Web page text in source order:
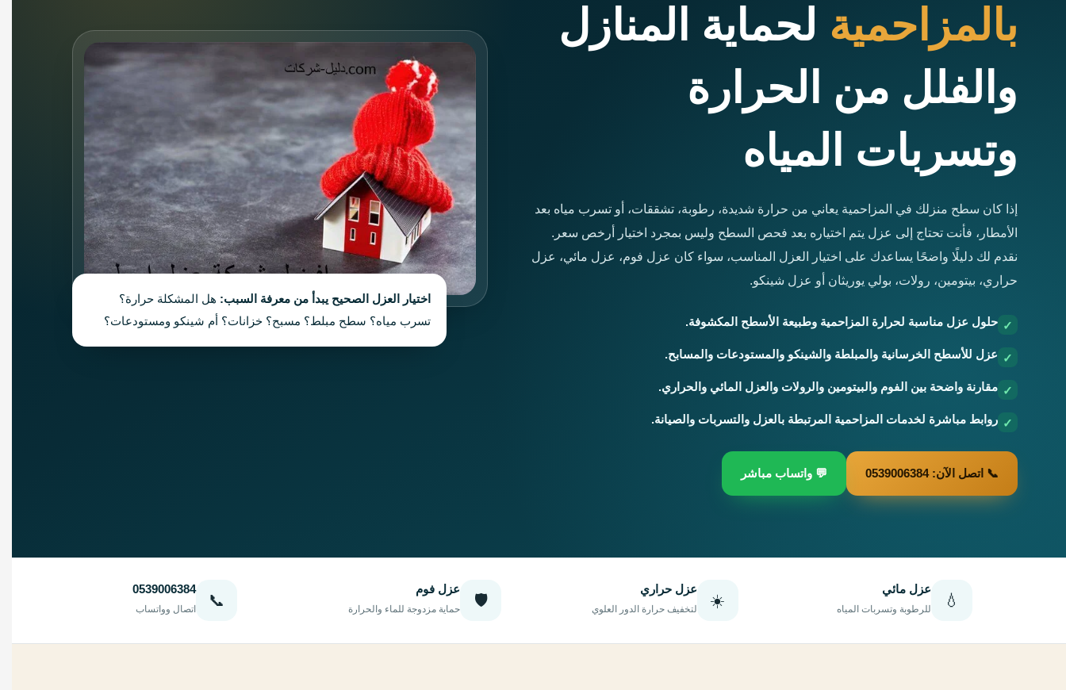
بالمزاحمية لحماية المنازل
والفلل من الحرارة
وتسربات المياه
إذا كان سطح منزلك في المزاحمية يعاني من حرارة شديدة، رطوبة، تشققات، أو تسرب مياه بعد
الأمطار، فأنت تحتاج إلى عزل يتم اختياره بعد فحص السطح وليس بمجرد اختيار أرخص سعر.
نقدم لك دليلًا واضحًا يساعدك على اختيار العزل المناسب، سواء كان عزل فوم، عزل مائي، عزل
حراري، بيتومين، رولات، بولي يوريثان أو عزل شينكو.
حلول عزل مناسبة لحرارة المزاحمية وطبيعة الأسطح المكشوفة.
عزل للأسطح الخرسانية والمبلطة والشينكو والمستودعات والمسابح.
مقارنة واضحة بين الفوم والبيتومين والرولات والعزل المائي والحراري.
روابط مباشرة لخدمات المزاحمية المرتبطة بالعزل والتسربات والصيانة.
📞 اتصل الآن: 0539006384 💬 واتساب مباشر
اختيار العزل الصحيح يبدأ من معرفة السبب: هل المشكلة حرارة؟
تسرب مياه؟ سطح مبلط؟ مسبح؟ خزانات؟ أم شينكو ومستودعات؟
💧
عزل مائي
للرطوبة وتسربات المياه ☀️
عزل حراري
لتخفيف حرارة الدور العلوي 🛡️
عزل فوم
حماية مزدوجة للماء والحرارة 📞
0539006384
اتصال وواتساب